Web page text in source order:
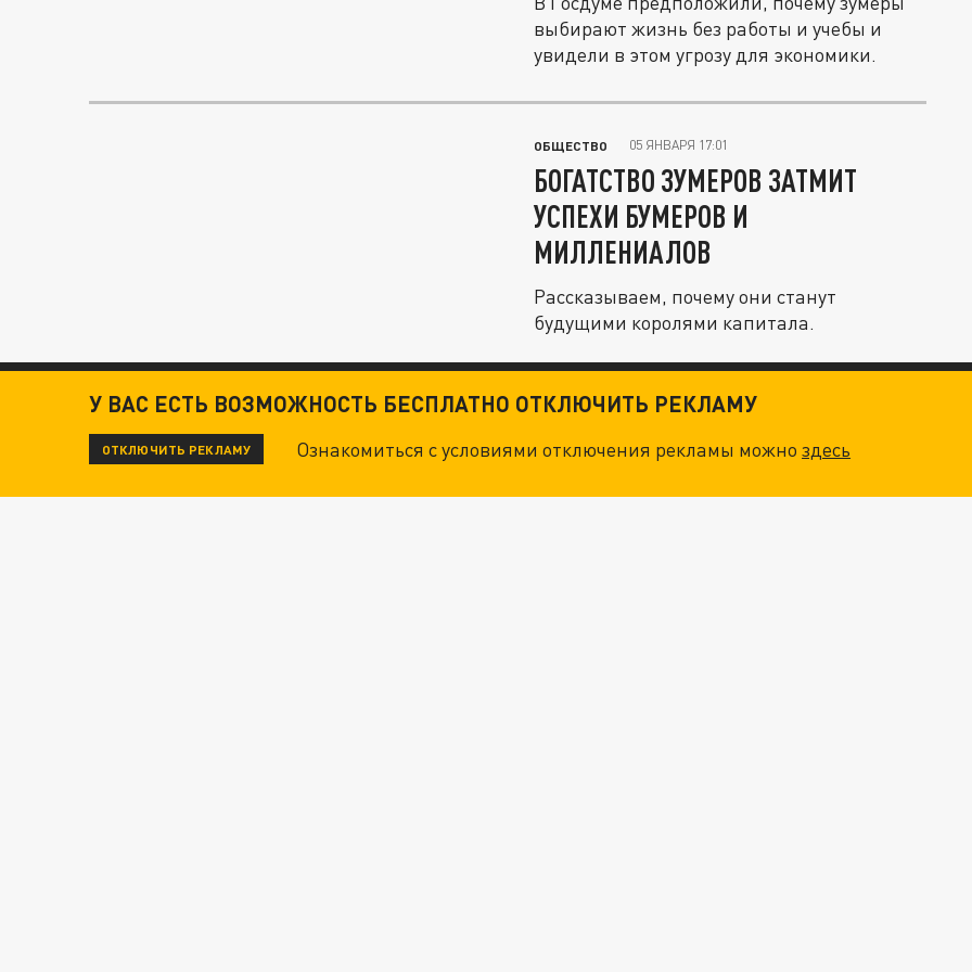
выбирают жизнь без работы и учебы и
увидели в этом угрозу для экономики.
ОБЩЕСТВО 05 ЯНВАРЯ 17:01
БОГАТСТВО ЗУМЕРОВ ЗАТМИТ
УСПЕХИ БУМЕРОВ И
МИЛЛЕНИАЛОВ
Рассказываем, почему они станут
будущими королями капитала.
У ВАС ЕСТЬ ВОЗМОЖНОСТЬ БЕСПЛАТНО ОТКЛЮЧИТЬ РЕКЛАМУ
ОТКЛЮЧИТЬ РЕКЛАМУ Ознакомиться с условиями отключения рекламы можноздесь